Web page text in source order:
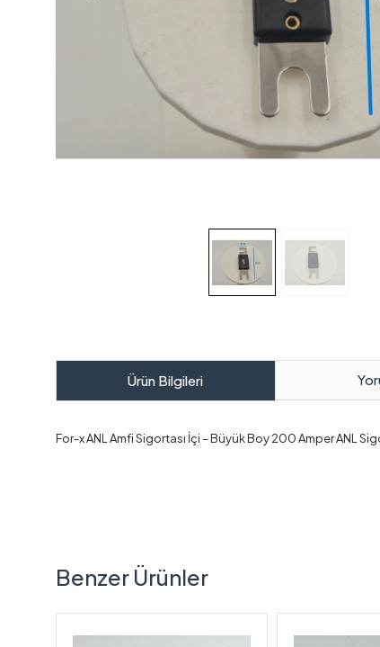
Ürün Bilgileri
For-x ANL Amfi Sigortası İçi – Büyük Boy 200 Amper ANL
Benzer Ürünler